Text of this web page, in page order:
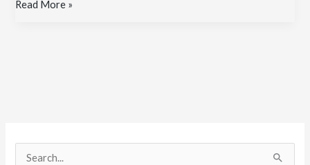
การ
Socket.io
Read More »